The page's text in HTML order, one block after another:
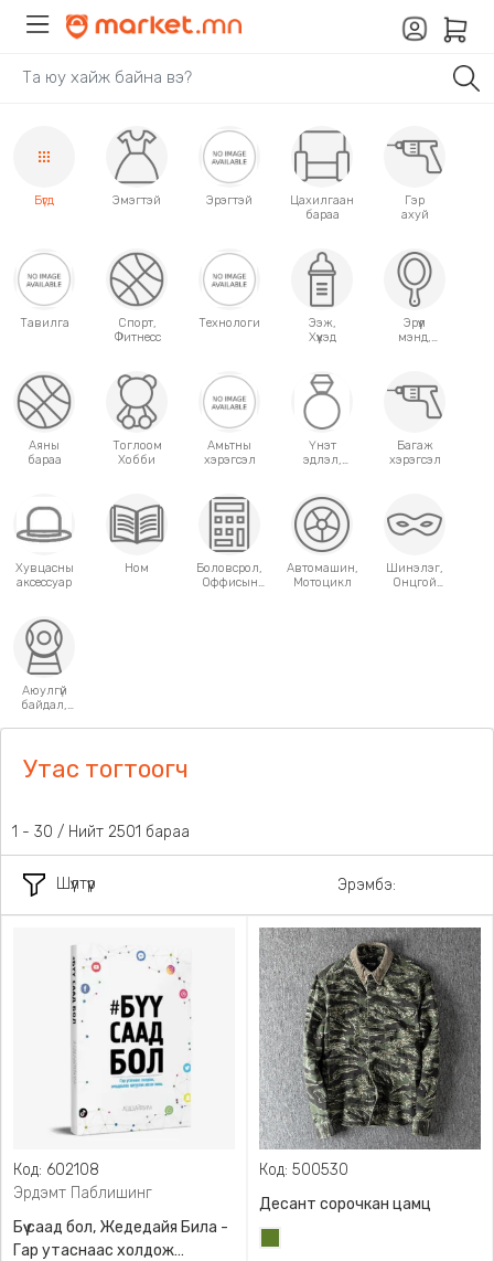
Бүгд Эмэгтэй Эрэгтэй
Цахилгаан
бараа
Гэр
ахуй
Тавилга
Спорт,
Фитнесс
Технологи
Ээж,
Хүүхэд
Эрүүл
мэнд,
Аяны
бараа
Тоглоом
Хобби
Амьтны
хэрэгсэл
Үнэт
эдлэл,
Багаж
хэрэгсэл
Хувцасны
аксессуар
Ном
Боловсрол,
Оффисын
Автомашин,
Мотоцикл
Шинэлэг,
Онцгой
Аюулгүй
байдал,
Утас тогтоогч
Шүүлтүүр
1 - 30 / Нийт 2501 бараа
Эрэмбэ:
Код: 602108
Эрдэмт Паблишинг
Бүү саад бол, Жедедайя Била -
Гар утаснаас холдож
Код: 500530
Десант сорочкан цамц